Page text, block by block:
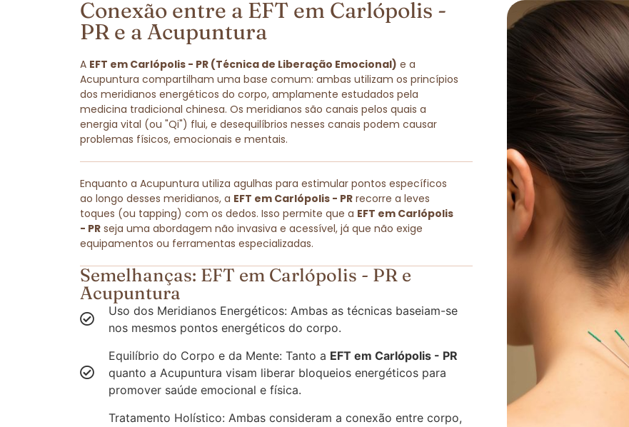
Conexão entre a EFT em Carlópolis -
PR e a Acupuntura
A EFT em Carlópolis - PR (Técnica de Liberação Emocional) e a
Acupuntura compartilham uma base comum: ambas utilizam os princípios
dos meridianos energéticos do corpo, amplamente estudados pela
medicina tradicional chinesa. Os meridianos são canais pelos quais a
energia vital (ou "Qi") flui, e desequilíbrios nesses canais podem causar
problemas físicos, emocionais e mentais.
Enquanto a Acupuntura utiliza agulhas para estimular pontos específicos
ao longo desses meridianos, a EFT em Carlópolis - PR recorre a leves
toques (ou tapping) com os dedos. Isso permite que a EFT em Carlópolis
- PR seja uma abordagem não invasiva e acessível, já que não exige
equipamentos ou ferramentas especializadas.
Semelhanças: EFT em Carlópolis - PR e
Acupuntura
Uso dos Meridianos Energéticos: Ambas as técnicas baseiam-se
nos mesmos pontos energéticos do corpo.
Equilíbrio do Corpo e da Mente: Tanto a EFT em Carlópolis - PR
quanto a Acupuntura visam liberar bloqueios energéticos para
promover saúde emocional e física.
Tratamento Holístico: Ambas consideram a conexão entre corpo,